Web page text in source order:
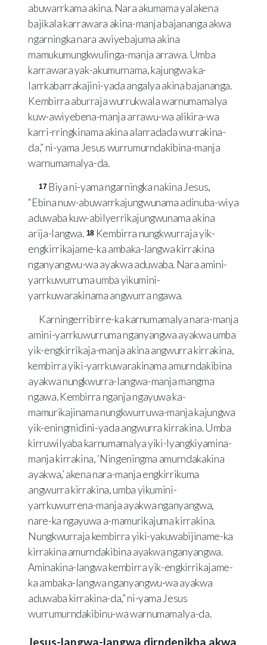
abuwarrkama akina. Nara akumama yalakena
bajikala karrawara akina-manja bajananga akwa
ngarningka nara awiyebajuma akina
mamukumungkwulinga-manja arrawa. Umba
karrawara yak-akumurnama, kajungwa ka-
larrkabarrakajini-yada angalya akina bajananga.
Kembirra aburraja wurrukwala warnumamalya
kuw-awiyebena-manja arrawu-wa alikira-wa
karri-rringkinama akina alarradada wurrakina-
da,” ni-yama Jesus wurrumurndakibina-manja
warnumamalya-da.
17 Biya ni-yama ngarningka nakina Jesus,
“Ebina nuw-abuwarrkajungwunama adinuba-wiya
aduwaba kuw-abilyerrikajungwunama akina
arija-langwa. 18 Kembirra nungkwurraja yik-
engkirrikajame-ka ambaka-langwa kirrakina
nganyangwu-wa ayakwa aduwaba. Nara amini-
yarrkuwurruma umba yikumini-
yarrkuwarakinama angwurra ngawa.
Karningerribirre-ka karnumamalya nara-manja
amini-yarrkuwurruma nganyangwa ayakwa umba
yik-engkirrikaja-manja akina angwurra kirrakina,
kembirra yiki-yarrkuwarakinama amurndakibina
ayakwa nungkwurra-langwa-manja mangma
ngawa. Kembirra nganja ngayuwa ka-
mamurikajinama nungkwurruwa-manja kajungwa
yik-eningmidini-yada angwurra kirrakina. Umba
kirruwilyaba karnumamalya yiki-lyangkiyamina-
manja kirrakina, ‘Ningeningma amurndakakina
ayakwa,’ akena nara-manja engkirrikuma
angwurra kirrakina, umba yikumini-
yarrkuwurrena-manja ayakwa nganyangwa,
nare-ka ngayuwa a-mamurikajuma kirrakina.
Nungkwurraja kembirra yiki-yakuwabijiname-ka
kirrakina amurndakibina ayakwa nganyangwa.
Aminakina-langwa kembirra yik-engkirrikajame-
ka ambaka-langwa nganyangwu-wa ayakwa
aduwaba kirrakina-da,” ni-yama Jesus
wurrumurndakibinu-wa warnumamalya-da.
Jesus-langwa-langwa dirndenikba akwa